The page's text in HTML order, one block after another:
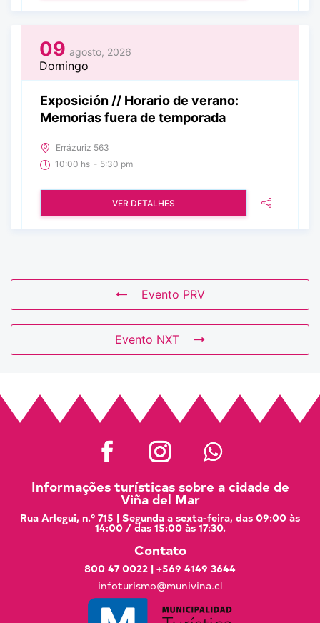
09 agosto, 2026
Domingo
Exposición // Horario de verano:
Memorias fuera de temporada
Errázuriz 563
10:00 hs - 5:30 pm
VER DETALHES
Evento PRV
Evento NXT
Informações turísticas sobre a cidade de
Viña del Mar
Rua Arlegui, n.º 715 | Segunda a sexta-feira, das 09:00 às
14:00 / das 15:00 às 17:30.
Contato
800 47 0022 | +569 4149 3644
infoturismo@munivina.cl